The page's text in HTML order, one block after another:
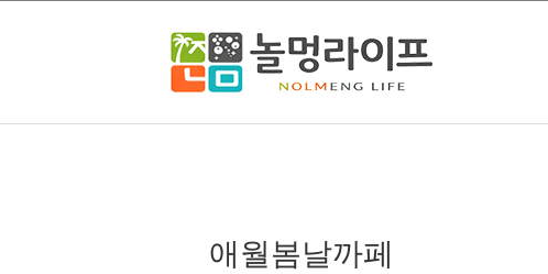
애월봄날까페